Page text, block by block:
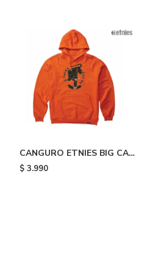
CANGURO ETNIES BIG CAT
- Orange
$ 3.990